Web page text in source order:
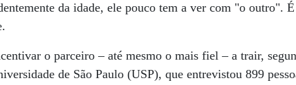
da idade, ele pouco tem a ver com "o outro".
o parceiro – até mesmo o mais fiel – a trair,
de São Paulo (USP), que entrevistou 899